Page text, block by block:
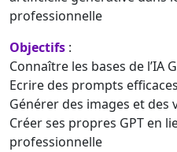
professionnelle
Objectifs :
Connaître les bases de l’IA
Ecrire des prompts
Générer des images et des
Créer ses propres GPT en
professionnelle